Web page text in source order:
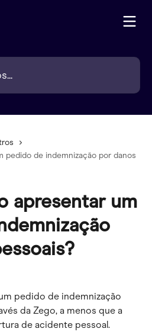
pedido de indemnização por danos
apresentar um
pedido de indemnização
da Zego, a menos que a
de acidente pessoal.